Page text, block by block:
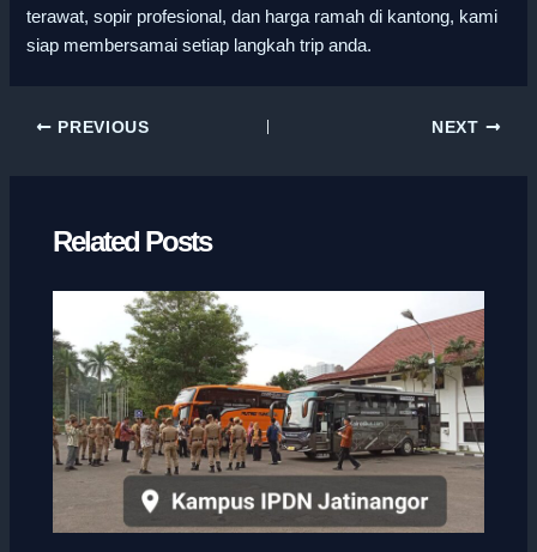
terawat, sopir profesional, dan harga ramah di kantong, kami
siap membersamai setiap langkah trip anda.
PREVIOUS NEXT
Related Posts